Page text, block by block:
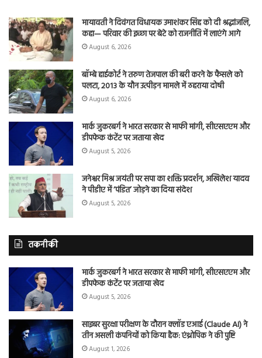
मायावती ने दिवंगत विधायक उमाशंकर सिंह को दी श्रद्धांजलि,
कहा— परिवार की इच्छा पर बेटे को राजनीति में लाएंगे आगे
August 6, 2026
बॉम्बे हाईकोर्ट ने तरुण तेजपाल की बरी करने के फैसले को
पलटा, 2013 के यौन उत्पीड़न मामले में ठहराया दोषी
August 6, 2026
मार्क जुकरबर्ग ने भारत सरकार से माफी मांगी, सीएसएएम और
डीपफेक कंटेंट पर जताया खेद
August 5, 2026
जनेश्वर मिश्र जयंती पर सपा का शक्ति प्रदर्शन, अखिलेश यादव
ने पीडीए में ‘पंडित’ जोड़ने का दिया संदेश
August 5, 2026
तकनीकी
मार्क जुकरबर्ग ने भारत सरकार से माफी मांगी, सीएसएएम और
डीपफेक कंटेंट पर जताया खेद
August 5, 2026
साइबर सुरक्षा परीक्षण के दौरान क्लॉड एआई (Claude AI) ने
तीन असली कंपनियों को किया हैक: एंथ्रोपिक ने की पुष्टि
August 1, 2026